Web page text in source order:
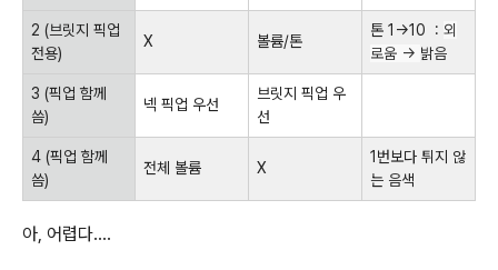
2 (브릿지 픽업
전용)
X 볼륨/톤
톤 1→10 : 외
로움 → 밝음
3 (픽업 함께
씀)
넥 픽업 우선
브릿지 픽업 우
선
4 (픽업 함께
씀)
전체 볼륨 X
1번보다 튀지 않
는 음색
아, 어렵다....